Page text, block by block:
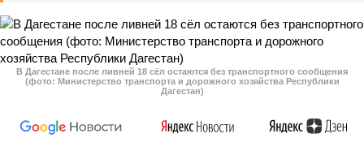
В Дагестане после ливней 18 сёл остаются без транспортного сообщения
(фото: Министерство транспорта и дорожного хозяйства Республики
Дагестан)